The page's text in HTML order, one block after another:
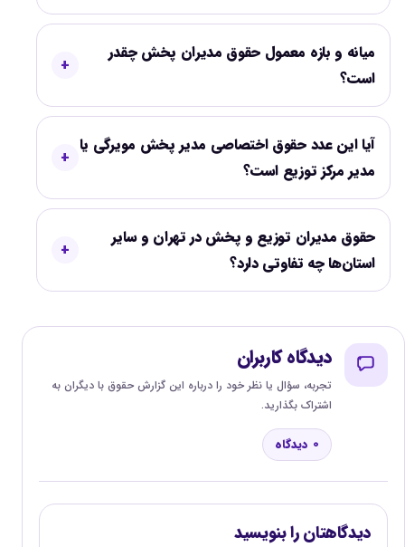
میانه و بازه معمول حقوق مدیران پخش چقدر
است؟
آیا این عدد حقوق اختصاصی مدیر پخش مویرگی یا
مدیر مرکز توزیع است؟
حقوق مدیران توزیع و پخش در تهران و سایر
استان‌ها چه تفاوتی دارد؟
دیدگاه کاربران
تجربه، سؤال یا نظر خود را درباره این گزارش حقوق با دیگران به
اشتراک بگذارید.
0 دیدگاه
دیدگاهتان را بنویسید